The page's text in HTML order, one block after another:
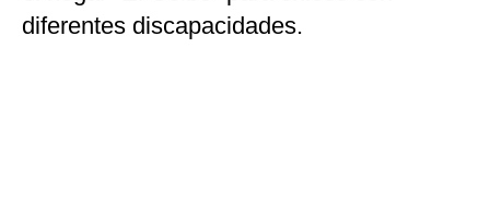
diferentes discapacidades.